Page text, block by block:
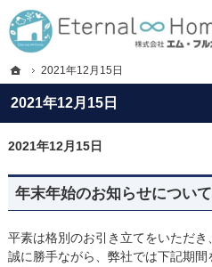
2021年12月15日
プロの目線からご提案。岐阜県海津市・
岐阜県海津市・西濃地域の新築・注文住
2021年12月15日
年末年始のお知らせについて
平素は格別のお引き立てをいただ
誠に勝手ながら、弊社では下記期
ホーム
2021年12月15日